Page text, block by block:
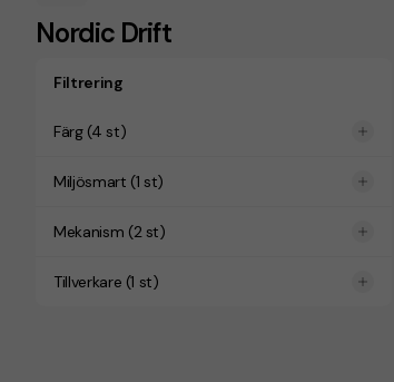
Nordic Drift
Filtrering
Färg (4 st)
Miljösmart (1 st)
Mekanism (2st)
Tillverkare (1 st)